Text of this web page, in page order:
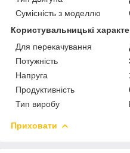
Сумісність з моделлю
Користувальницькі
Для перекачування
Потужність
Напруга
Продуктивність
Тип виробу
Приховати